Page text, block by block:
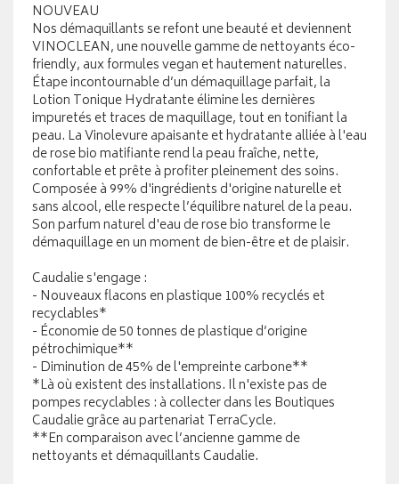
NOUVEAU
Nos démaquillants se refont une beauté et deviennent
VINOCLEAN, une nouvelle gamme de nettoyants éco-
friendly, aux formules vegan et hautement naturelles.
Étape incontournable d’un démaquillage parfait, la
Lotion Tonique Hydratante élimine les dernières
impuretés et traces de maquillage, tout en tonifiant la
peau. La Vinolevure apaisante et hydratante alliée à l'eau
de rose bio matifiante rend la peau fraîche, nette,
confortable et prête à profiter pleinement des soins.
Composée à 99% d'ingrédients d'origine naturelle et
sans alcool, elle respecte l’équilibre naturel de la peau.
Son parfum naturel d'eau de rose bio transforme le
démaquillage en un moment de bien-être et de plaisir.
Caudalie s'engage :
- Nouveaux flacons en plastique 100% recyclés et
recyclables*
- Économie de 50 tonnes de plastique d’origine
pétrochimique**
- Diminution de 45% de l'empreinte carbone**
*Là où existent des installations. Il n'existe pas de
pompes recyclables : à collecter dans les Boutiques
Caudalie grâce au partenariat TerraCycle.
**En comparaison avec l’ancienne gamme de
nettoyants et démaquillants Caudalie.